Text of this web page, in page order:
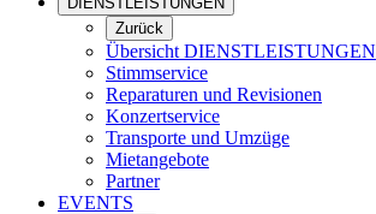
Zurück
Übersicht DIENSTLEISTUNGEN
Stimmservice
Reparaturen und Revisionen
Konzertservice
Transporte und Umzüge
Mietangebote
Partner
EVENTS